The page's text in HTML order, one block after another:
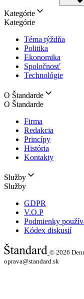
Kategórie
Kategórie
Téma týždňa
Politika
Ekonomika
Spoločnosť
Technológie
O Štandarde
O Štandarde
Firma
Redakcia
Princípy
História
Kontakty
Služby
Služby
GDPR
V.O.P
Podmienky
Kódex diskusií
© 2026
oprava@standard.sk